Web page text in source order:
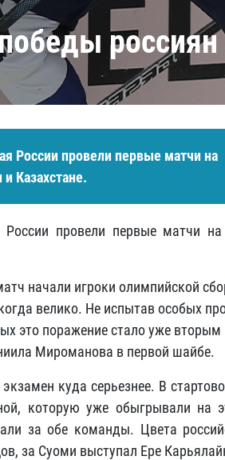
России провели первые матчи на
Казахстане.
провели первые матчи
начали игроки олимпийской
велико. Не испытав особых
это поражение стало уже вторым
Мироманова в первой шайбе.
куда серьезнее. В
которую уже обыгрывали на
за обе команды. Цвета
за Суоми выступал Ере